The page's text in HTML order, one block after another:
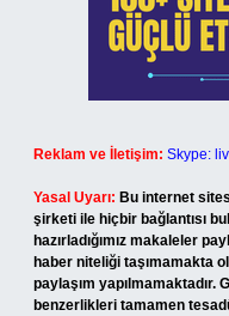
Reklam ve İletişim: Skype:
Yasal Uyarı: Bu internet
şirketi ile hiçbir bağlantısı
hazırladığımız makaleler
haber niteliği taşımamakta
paylaşım
benzerlikleri tamamen